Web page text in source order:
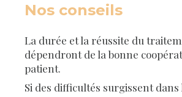
Nos conseils
La durée et la réussite du
dépendront de la bonne
patient.
Si des difficultés surgissent dans